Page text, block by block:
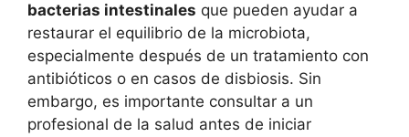
bacterias intestinales que pueden ayudar a
restaurar el equilibrio de la microbiota,
especialmente después de un tratamiento con
antibióticos o en casos de disbiosis. Sin
embargo, es importante consultar a un
profesional de la salud antes de iniciar